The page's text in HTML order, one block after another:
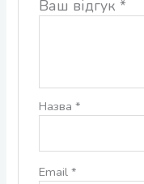
Ваш відгук *
Назва *
Email *